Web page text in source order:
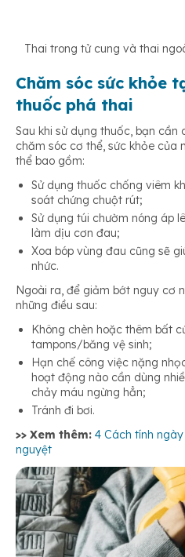
Thai trong tử cung và thai
Chăm sóc sức khỏe
thuốc phá thai
Sau khi sử dụng thuốc, bạn
chăm sóc cơ thể, sức khỏe của
thể bao gồm:
Sử dụng thuốc chống viêm
soát chứng chuột rút;
Sử dụng túi chườm nóng áp
làm dịu cơn đau;
Xoa bóp vùng đau cũng sẽ
nhức.
Ngoài ra, để giảm bớt nguy cơ
những điều sau:
Không chèn hoặc thêm bất
tampons/băng vệ sinh;
Hạn chế công việc nặng
hoạt động nào cần dùng
chảy máu ngừng hẳn;
Tránh đi bơi.
>> Xem thêm: 4 Cách tính
nguyệt